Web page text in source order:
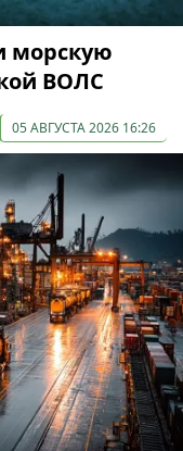
морскую
ВОЛС
05 АВГУСТА 2026 16:26